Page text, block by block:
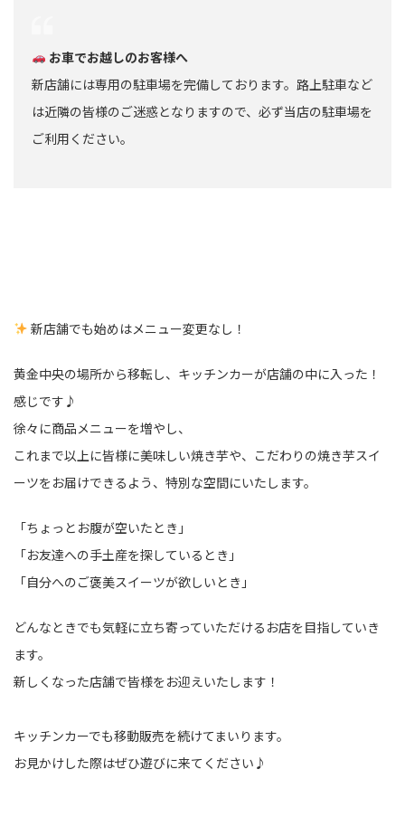
お車でお越しのお客様へ
新店舗には専用の駐車場を完備しております。路上駐車など
は近隣の皆様のご迷惑となりますので、必ず当店の駐車場を
ご利用ください。
新店舗でも始めはメニュー変更なし！
黄金中央の場所から移転し、キッチンカーが店舗の中に入った！
感じです♪
徐々に商品メニューを増やし、
これまで以上に皆様に美味しい焼き芋や、こだわりの焼き芋スイ
ーツをお届けできるよう、特別な空間にいたします。
「ちょっとお腹が空いたとき」
「お友達への手土産を探しているとき」
「自分へのご褒美スイーツが欲しいとき」
どんなときでも気軽に立ち寄っていただけるお店を目指していき
ます。
新しくなった店舗で皆様をお迎えいたします！
キッチンカーでも移動販売を続けてまいります。
お見かけした際はぜひ遊びに来てください♪